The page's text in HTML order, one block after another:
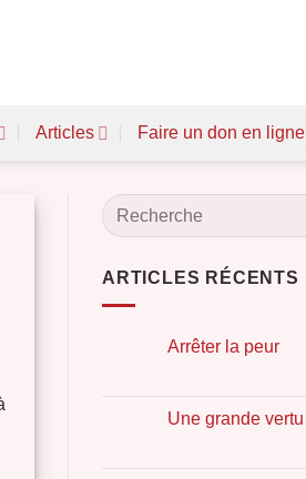
Articles Faire un don en ligne
ARTICLES RÉCENTS
Arrêter la peur
Une grande vertu